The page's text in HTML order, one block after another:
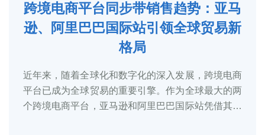
5
2025-3
跨境电商平台同步带销售趋势：亚马
逊、阿里巴巴国际站引领全球贸易新
格局
近年来，随着全球化和数字化的深入发展，跨境电商
平台已成为全球贸易的重要引擎。作为全球最大的两
个跨境电商平台，亚马逊和阿里巴巴国际站凭借其庞